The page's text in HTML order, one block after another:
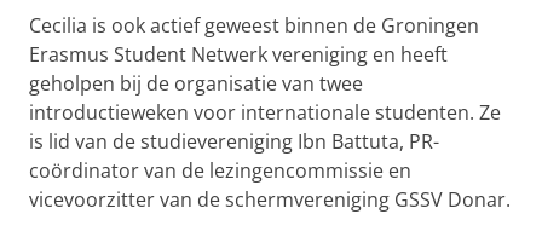
Cecilia is ook actief geweest binnen de Groningen
Erasmus Student Netwerk vereniging en heeft
geholpen bij de organisatie van twee
introductieweken voor internationale studenten. Ze
is lid van de studievereniging Ibn Battuta, PR-
coördinator van de lezingencommissie en
vicevoorzitter van de schermvereniging GSSV Donar.